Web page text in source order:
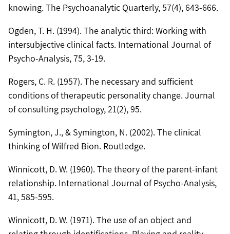
Ogden, T. H. (1994). The analytic third: Working with
intersubjective clinical facts. International Journal of
Rogers, C. R. (1957). The necessary and sufficient
conditions of therapeutic personality change. Journal
Symington, J., & Symington, N. (2002). The clinical
Winnicott, D. W. (1960). The theory of the parent-infant
relationship. International Journal of Psycho-Analysis,
Winnicott, D. W. (1971). The use of an object and